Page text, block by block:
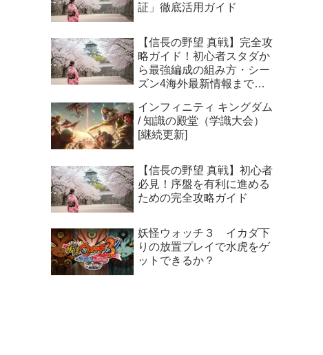
証」徹底活用ガイド
【信長の野望 真戦】完全攻
略ガイド！初心者スタダか
ら最強編成の組み方・シー
ズン4海外最新情報まで徹
インフィニティ キングダム
/ 知識の殿堂（学識大会）
[継続更新]
【信長の野望 真戦】初心者
必見！序盤を有利に進める
ための完全攻略ガイド
妖怪ウォッチ３ イカダ下
りの放置プレイで水虎をゲ
ットできるか？